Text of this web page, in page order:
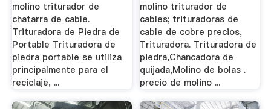
molino triturador de
chatarra de cable.
Trituradora de Piedra de
Portable Trituradora de
piedra portable se utiliza
principalmente para el
reciclaje, ...
molino triturador de
cables; trituradoras de
cable de cobre precios,
Trituradora. Trituradora de
piedra,Chancadora de
quijada,Molino de bolas .
precio de molino ...